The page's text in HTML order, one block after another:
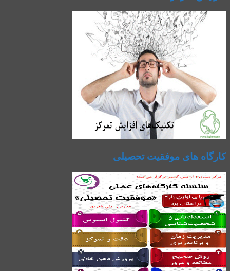
کارگاه های موفقیت تحصیلی